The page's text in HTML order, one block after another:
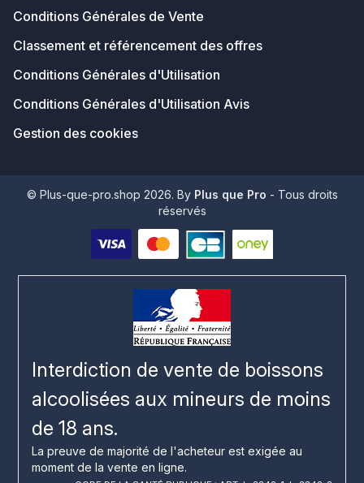
Conditions Générales de Vente
Classement et référencement des offres
Conditions Générales d'Utilisation
Conditions Générales d'Utilisation Avis
Gestion des cookies
© Plus-que-pro.shop 2026. By Plus que Pro - Tous droits
réservés
Interdiction de vente de boissons
alcoolisées aux mineurs de moins
de 18 ans.
La preuve de majorité de l'acheteur est exigée au
moment de la vente en ligne.